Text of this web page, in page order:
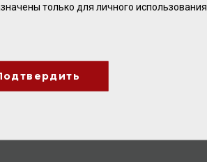
Maletti Bianco, approx. 3%
только для личного использования.